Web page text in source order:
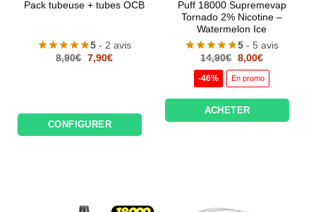
Pack tubeuse + tubes OCB
5 - 2 avis
8,90€ Le
7,90€Le
CONFIGURER
Puff 18000 Supremevap
Tornado 2% Nicotine –
Watermelon Ice
5 - 5 avis
14,90€ Le
initial
était :
8,00€Le
actuel
est :
-46% En promo
ACHETER